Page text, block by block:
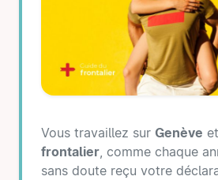
Vous travaillez sur Genève
frontalier, comme chaque
sans doute reçu votre